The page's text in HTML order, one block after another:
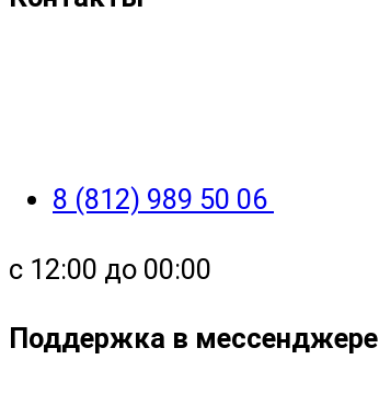
8 (812) 989 50 06
с 12:00 до 00:00
Поддержка в мессенджере